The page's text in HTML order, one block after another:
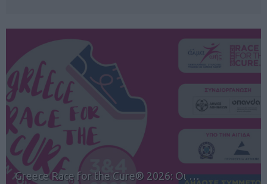
12ος TUI Rhodes Marathon: Άνοιγμα ε…